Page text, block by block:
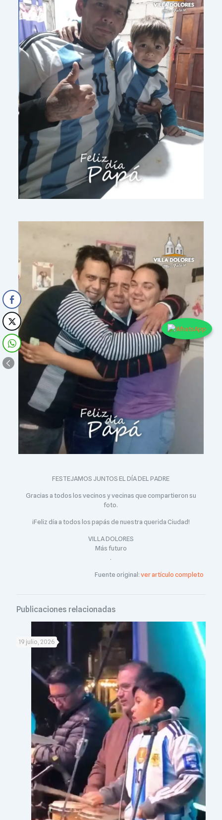
FESTEJAMOS JUNTOS EL DÍA DEL PADRE
Gracias a todos los vecinos y vecinas que compartieron su
foto.
¡Feliz día a todos los papás de nuestra querida Ciudad!
VILLA DOLORES
Más futuro
.
Fuente original:ver artículo completo
Publicaciones relacionadas
19 julio, 2026